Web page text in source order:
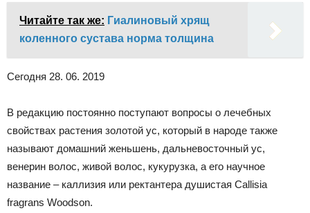
Читайте так же: Гиалиновый хрящ
коленного сустава норма толщина
Сегодня 28. 06. 2019
В редакцию постоянно поступают вопросы о лечебных
свойствах растения золотой ус, который в народе также
называют домашний женьшень, дальневосточный ус,
венерин волос, живой волос, кукурузка, а его научное
название – каллизия или ректантера душистая Callisia
fragrans Woodson.